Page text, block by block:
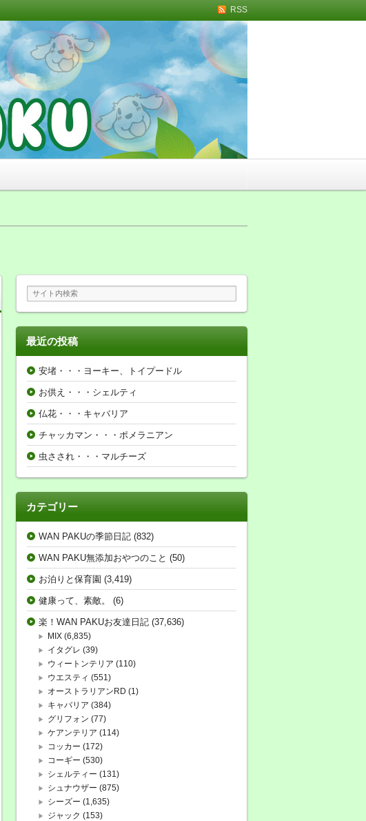
RSS
犬トリミング・無添加おや
店
最近の投稿
安堵・・・ヨーキー、トイプードル
お供え・・・シェルティ
仏花・・・キャバリア
チャッカマン・・・ポメラニアン
虫さされ・・・マルチーズ
カテゴリー
WAN PAKUの季節日記 (832)
WAN PAKU無添加おやつのこと (50)
お泊りと保育園 (3,419)
健康って、素敵。 (6)
楽！WAN PAKUお友達日記 (37,636)
MIX (6,835)
イタグレ (39)
ウィートンテリア (110)
ウエスティ (551)
オーストラリアンRD (1)
キャバリア (384)
グリフォン (77)
ケアンテリア (114)
コッカー (172)
コーギー (530)
シェルティー (131)
シュナウザー (875)
シーズー (1,635)
ジャック (153)